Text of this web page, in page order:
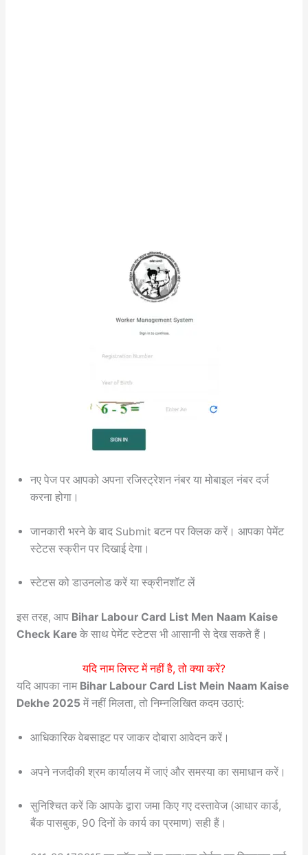
नए पेज पर आपको अपना रजिस्ट्रेशन नंबर या मोबाइल नंबर दर्ज
करना होगा।
जानकारी भरने के बाद Submit बटन पर क्लिक करें। आपका पेमेंट
स्टेटस स्क्रीन पर दिखाई देगा।
स्टेटस को डाउनलोड करें या स्क्रीनशॉट लें
इस तरह, आप Bihar Labour Card List Men Naam Kaise
Check Kareके साथ पेमेंट स्टेटस भी आसानी से देख सकते हैं।
यदि नाम लिस्ट में नहीं है, तो क्या करें?
यदि आपका नाम Bihar Labour Card List Mein Naam Kaise
Dekhe 2025 में नहीं मिलता, तो निम्नलिखित कदम उठाएं:
आधिकारिक वेबसाइट पर जाकर दोबारा आवेदन करें।
अपने नजदीकी श्रम कार्यालय में जाएं और समस्या का समाधान करें।
सुनिश्चित करें कि आपके द्वारा जमा किए गए दस्तावेज (आधार कार्ड,
बैंक पासबुक, 90 दिनों के कार्य का प्रमाण) सही हैं।